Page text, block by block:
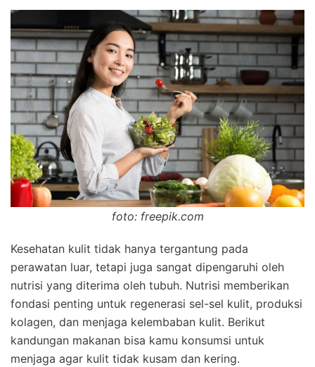
foto: freepik.com
Kesehatan kulit tidak hanya tergantung pada
perawatan luar, tetapi juga sangat dipengaruhi oleh
nutrisi yang diterima oleh tubuh. Nutrisi memberikan
fondasi penting untuk regenerasi sel-sel kulit, produksi
kolagen, dan menjaga kelembaban kulit. Berikut
kandungan makanan bisa kamu konsumsi untuk
menjaga agar kulit tidak kusam dan kering.